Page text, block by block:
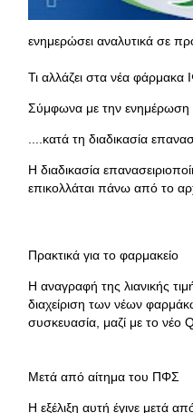
ενημερώσει αναλυτικά σε
Τι αλλάζει στα νέα φάρμακα
Σύμφωνα με την ενημέρωση
....κατά τη διαδικασία
Η διαδικασία
επικολλάται πάνω από το
Πρακτικά για το φαρμακείο
Η αναγραφή της λιανικής
διαχείριση των νέων
συσκευασία, μαζί με το νέο
Μετά από αίτημα του ΠΦΣ
Η εξέλιξη αυτή έγινε μετά